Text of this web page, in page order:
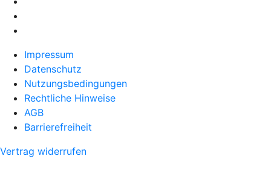
Impressum
Datenschutz
Nutzungsbedingungen
Rechtliche Hinweise
AGB
Barrierefreiheit
Vertrag widerrufen